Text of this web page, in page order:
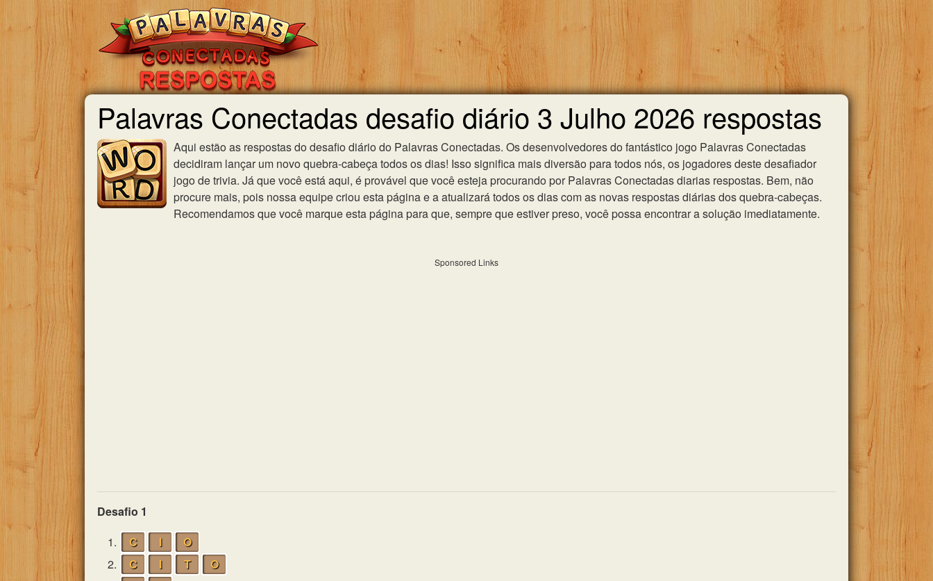
Palavras Conectadas desafio diário 3 Julho 2026 respostas
Aqui estão as respostas do desafio diário do Palavras Conectadas. Os desenvolvedores do fantástico jogo Palavras Conectadas
decidiram lançar um novo quebra-cabeça todos os dias! Isso significa mais diversão para todos nós, os jogadores deste desafiador
jogo de trivia. Já que você está aqui, é provável que você esteja procurando por Palavras Conectadas diarias respostas. Bem, não
procure mais, pois nossa equipe criou esta página e a atualizará todos os dias com as novas respostas diárias dos quebra-cabeças.
Recomendamos que você marque esta página para que, sempre que estiver preso, você possa encontrar a solução imediatamente.
Sponsored Links
Desafio 1
1.
C I
O
2.
C I T
O